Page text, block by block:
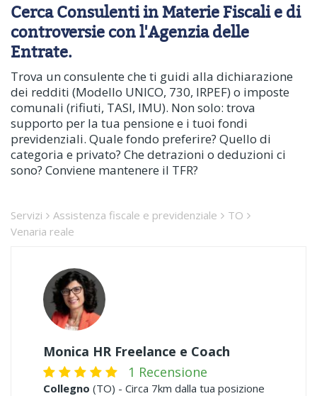
Cerca Consulenti in Materie Fiscali e di
controversie con l'Agenzia delle
Entrate.
Trova un consulente che ti guidi alla dichiarazione
dei redditi (Modello UNICO, 730, IRPEF) o imposte
comunali (rifiuti, TASI, IMU). Non solo: trova
supporto per la tua pensione e i tuoi fondi
previdenziali. Quale fondo preferire? Quello di
categoria e privato? Che detrazioni o deduzioni ci
sono? Conviene mantenere il TFR?
Servizi Assistenza fiscale e previdenziale
TO
Venaria reale
Monica HR Freelance e Coach
1 Recensione
Collegno (TO) - Circa 7km dalla tua posizione